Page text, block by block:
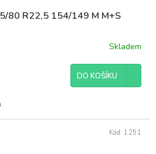
80 R22,5 154/149 M M+S
Skladem
DO KOŠÍKU
Kód: 1251